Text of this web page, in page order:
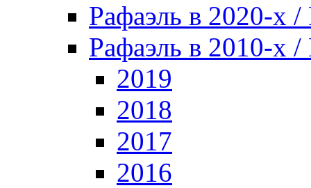
Рафаэль в 2020-х /
Рафаэль в 2010-х /
2019
2018
2017
2016